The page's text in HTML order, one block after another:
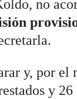
no
y, por el
y